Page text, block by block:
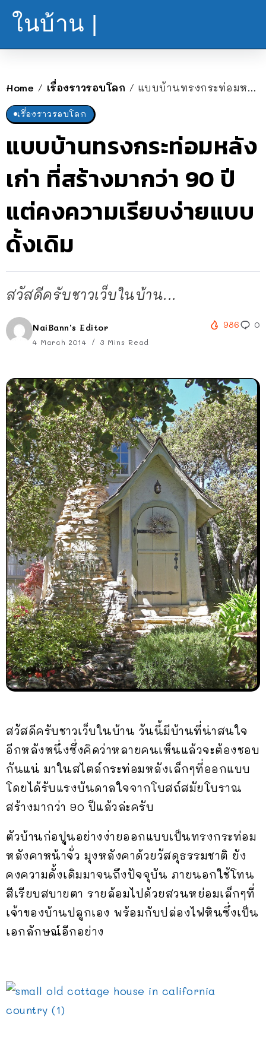
ในบ้าน |
Home / เรื่องราวรอบโลก / แบบบ้านทรงกระท่อมหลังเก่า ที่สร้างมากว่า 90 ปี แต่คงความเรียบง่ายแบบดั้งเดิม
เรื่องราวรอบโลก
แบบบ้านทรงกระท่อมหลัง
เก่า ที่สร้างมากว่า 90 ปี
แต่คงความเรียบง่ายแบบ
ดั้งเดิม
สวัสดีครับชาวเว็บในบ้าน...
NaiBann's Editor
4 March 2014 3 Mins Read
986 0
สวัสดีครับชาวเว็บในบ้าน วันนี้มีบ้านที่น่าสนใจ
อีกหลังหนึ่งซึ่งคิดว่าหลายคนเห็นแล้วจะต้องชอบ
กันแน่ มาในสไตล์กระท่อมหลังเล็กๆที่ออกแบบ
โดยได้รับแรงบันดาลใจจากโบสถ์สมัยโบราณ
สร้างมากว่า 90 ปีแล้วล่ะครับ
ตัวบ้านก่อปูนอย่างง่ายออกแบบเป็นทรงกระท่อม
หลังคาหน้าจั่ว มุงหลังคาด้วยวัสดุธรรมชาติ ยัง
คงความดั้งเดิมมาจนถึงปัจจุบัน ภายนอกใช้โทน
สีเรียบสบายตา รายล้อมไปด้วยสวนหย่อมเล็กๆที่
เจ้าของบ้านปลูกเอง พร้อมกับปล่องไฟหินซึ่งเป็น
เอกลักษณ์อีกอย่าง